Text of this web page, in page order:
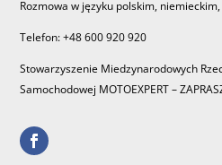
Rozmowa w języku polskim,
Telefon: +48 600 920 920
Stowarzyszenie Miedzynarodowych
Samochodowej MOTOEXPERT –